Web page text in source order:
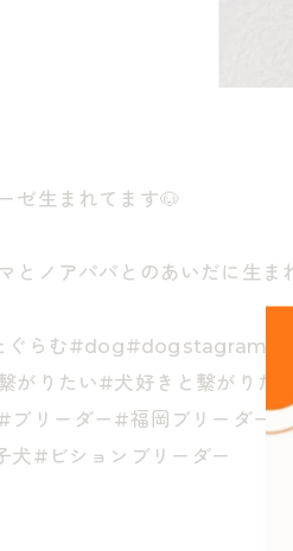
ゼ生まれてます🐶
とノアパパとのあいだに生ま
ぐらむ#dog#dogstagram#
がりたい#犬好きと繋がり
ブリーダー#福岡ブリーダー
犬#ビションブリーダー